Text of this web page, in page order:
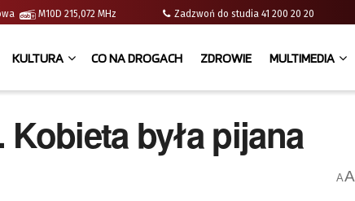
M10D 215,072 MHz Zadzwoń do studia 41 200 20 20
KULTURA CO NA DROGACH ZDROWIE MULTIMEDIA
była pijana
AA